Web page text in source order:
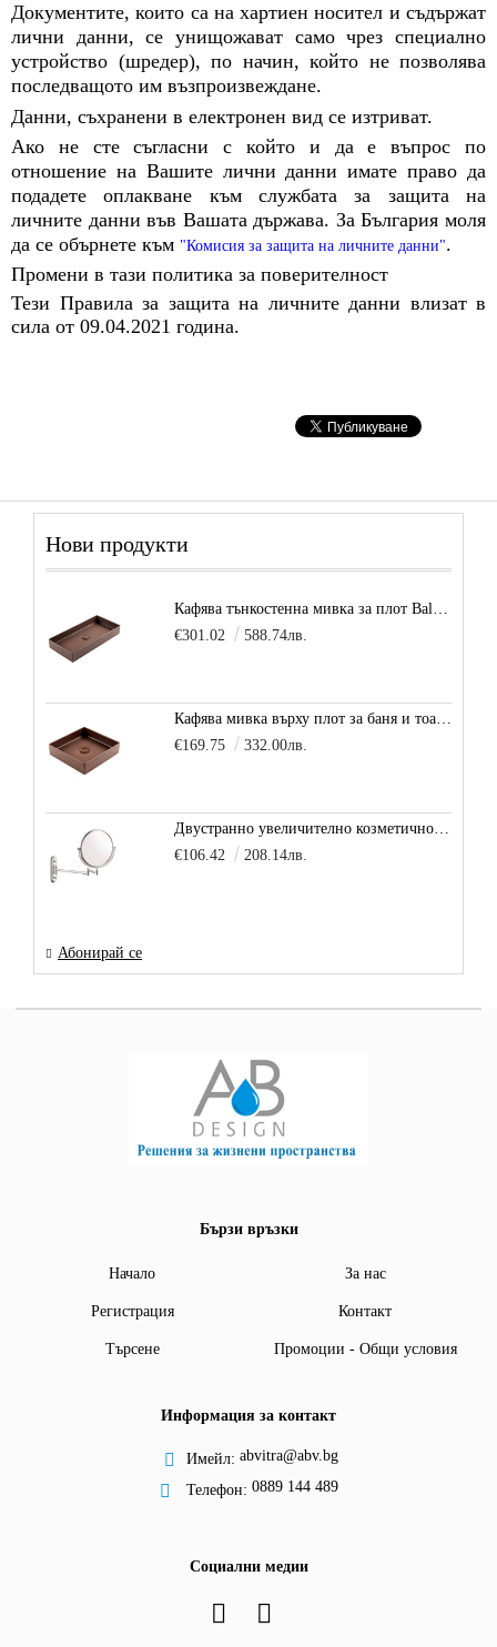
Документите, които са на хартиен носител и съдържат
лични данни, се унищожават само чрез специално
устройство (шредер), по начин, който не позволява
последващото им възпроизвеждане.
Данни, съхранени в електронен вид се изтриват.
Ако не сте съгласни с който и да е въпрос по
отношение на Вашите лични данни имате право да
подадете оплакване към службата за защита на
личните данни във Вашата държава. За България моля
да се обърнете към "Комисия за защита на личните данни".
Промени в тази политика за поверителност
Тези Правила за защита на личните данни влизат в
сила от 09.04.2021 година.
Нови продукти
€301.02
588.74лв.
Кафява мивка върху плот за баня и тоалетна Decente, цвят - карамел
€169.75
332.00лв.
Двустранно увеличително козметично огледало за баня Vitra Arkitekt
€106.42
208.14лв.
Абонирай се
Бързи връзки
Начало За нас
Регистрация Контакт
Търсене Промоции - Общи условия
Информация за контакт
Имейл: abvitra@abv.bg
Телефон: 0889 144 489
Социални медии